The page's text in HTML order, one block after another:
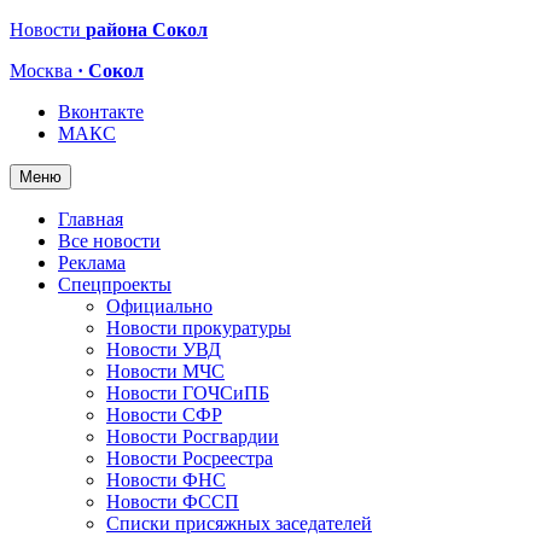
Новости района Сокол
Москва · Сокол
Вконтакте
МАКС
Меню
Главная
Все новости
Реклама
Спецпроекты
Официально
Новости прокуратуры
Новости УВД
Новости МЧС
Новости ГОЧСиПБ
Новости СФР
Новости Росгвардии
Новости Росреестра
Новости ФНС
Новости ФССП
Списки присяжных заседателей